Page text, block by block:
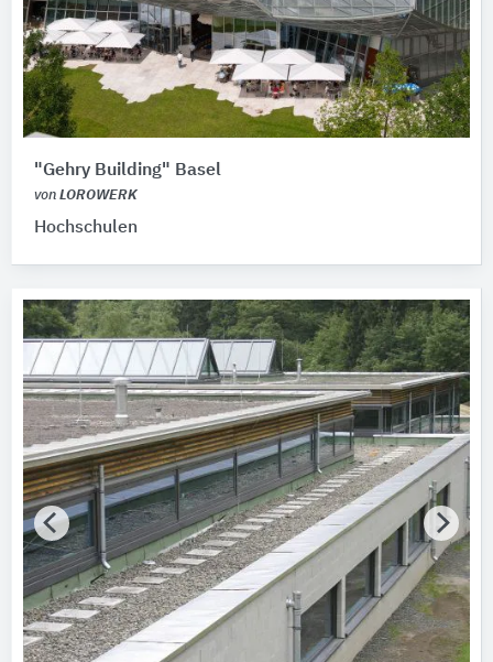
"Gehry Building" Basel
von LOROWERK
Hochschulen